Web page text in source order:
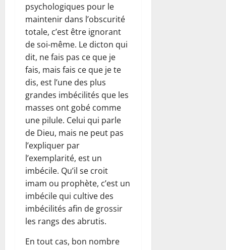
psychologiques pour le
maintenir dans l’obscurité
totale, c’est être ignorant
de soi-même. Le dicton qui
dit, ne fais pas ce que je
fais, mais fais ce que je te
dis, est l’une des plus
grandes imbécilités que les
masses ont gobé comme
une pilule. Celui qui parle
de Dieu, mais ne peut pas
l’expliquer par
l’exemplarité, est un
imbécile. Qu’il se croit
imam ou prophète, c’est un
imbécile qui cultive des
imbécilités afin de grossir
les rangs des abrutis.
En tout cas, bon nombre